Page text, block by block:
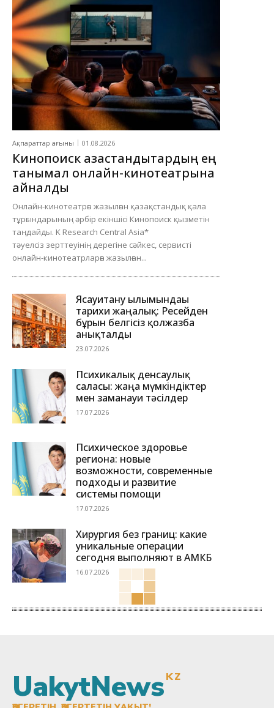
Ақпараттар ағыны 01.08.2026
Кинопоиск қазақстандықтардың ең
танымал онлайн-кинотеатрына
айналды
Онлайн-кинотеатрға жазылған қазақстандық қала
тұрғындарының әрбір екіншісі Кинопоиск қызметін
таңдайды. K Research Central Asia*
тәуелсіз зерттеуінің дерегіне сәйкес, сервисті
онлайн-кинотеатрларға жазылған...
Ясауитану ғылымындағы
тарихи жаңалық: Ресейден
бұрын белгісіз қолжазба
анықталды
23.07.2026
Психикалық денсаулық
саласы: жаңа мүмкіндіктер
мен заманауи тәсілдер
17.07.2026
Психическое здоровье
региона: новые
возможности, современные
подходы и развитие
системы помощи
17.07.2026
Хирургия без границ: какие
уникальные операции
сегодня выполняют в АМКБ
16.07.2026
UakytNewsKZ